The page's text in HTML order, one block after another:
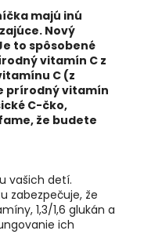
majú inú
Nový
to spôsobené
vitamín C z
C (z
prírodný vitamín
C-čko,
že budete
vašich detí.
zabezpečuje, že
1,3/1,6 glukán a
ich